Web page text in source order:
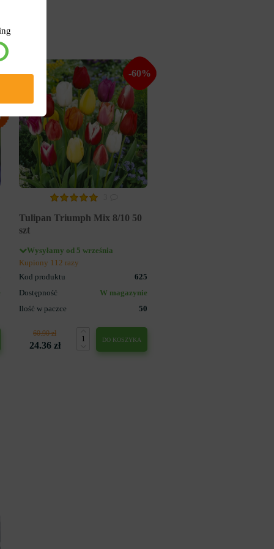
-60%
Tulipan Triumph Mix 8/10 50
szt
Wysyłamy od 5 września
Kupiony 112 razy
Kod produktu
625
Dostępność
W magazynie
Ilość w paczce
50
60.90 zł
24.36 zł
DO KOSZYKA